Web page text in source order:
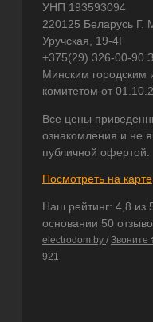
УНП 193593094
220125 Беларусь Г.
Уручская, 19-4Г
+375(29) 326-00-90
Минским городским
комитетом от
Все цены
ознакомления и не
публичной офертой.
Посмотреть на карте
Наш рейтинг: 4,8 из
основании 50
electrodom.by /
921